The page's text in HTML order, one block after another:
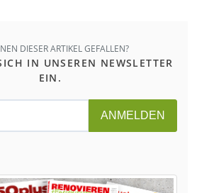
DIESER ARTIKEL GEFALLEN?
IN UNSEREN NEWSLETTER
EIN.
ANMELDEN